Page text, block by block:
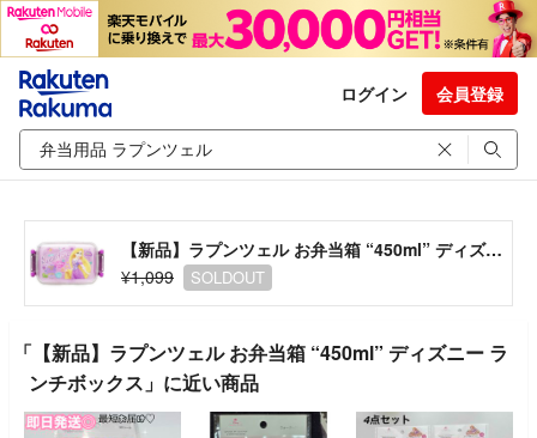
ログイン 会員登録
【新品】ラプンツェル お弁当箱 “450ml” ディズニー ランチボックス
¥1,099
SOLDOUT
「【新品】ラプンツェル お弁当箱 “450ml” ディズニー ラ
ンチボックス」に近い商品